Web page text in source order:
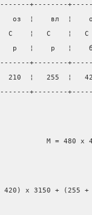
+--------
оз  ¦    вл  ¦
C    ¦   С    ¦
р   ¦    р   ¦
+--------
210  ¦   255  ¦
+--------
М = 480 x
420) x 3150 + (255